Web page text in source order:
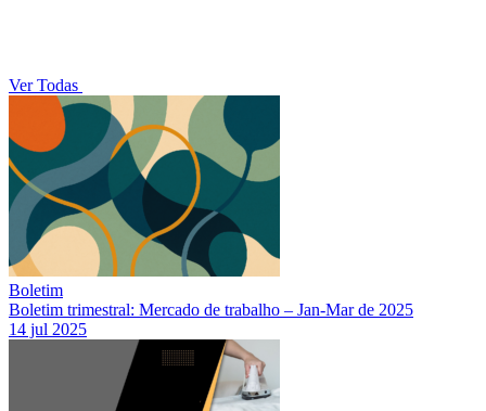
Ver Todas
Boletim
Boletim trimestral: Mercado de trabalho – Jan-Mar de 2025
14 jul 2025